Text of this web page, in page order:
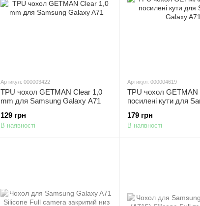
Артикул: 000003422
TPU чохол GETMAN Clear 1,0
mm для Samsung Galaxy A71
129 грн
В наявності
Артикул: 000004619
TPU чохол GETMAN
посилені кути для
179 грн
В наявності